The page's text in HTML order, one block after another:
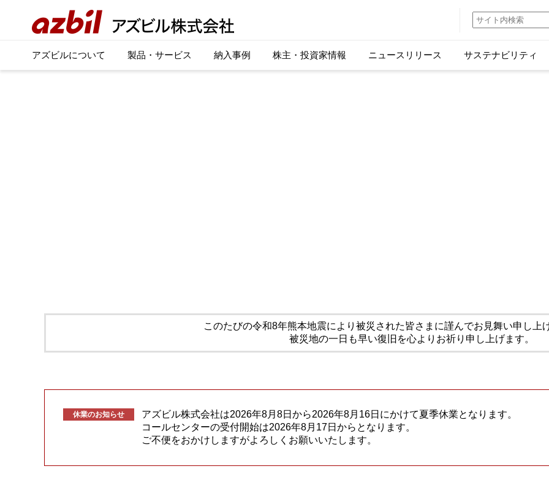
アズビルについて 製品・サービス 納入事例 株主・投資家情報 ニュースリリース サステナビリティ
このたびの令和8年熊本地震により被災された皆さまに謹んでお見舞い申し上
被災地の一日も早い復旧を心よりお祈り申し上げます。
休業のお知らせ
アズビル株式会社は2026年8月8日から2026年8月16日にかけて夏季休業となります。
コールセンターの受付開始は2026年8月17日からとなります。
ご不便をおかけしますがよろしくお願いいたします。